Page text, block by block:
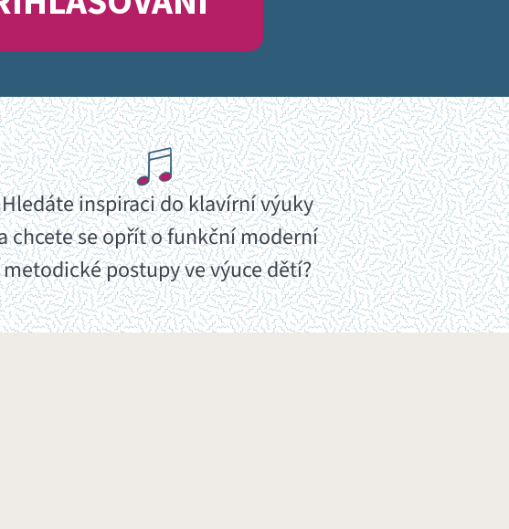
Hledáte inspiraci do klavírní výuky
chcete se opřít o funkční moderní
metodické postupy ve výuce dětí?